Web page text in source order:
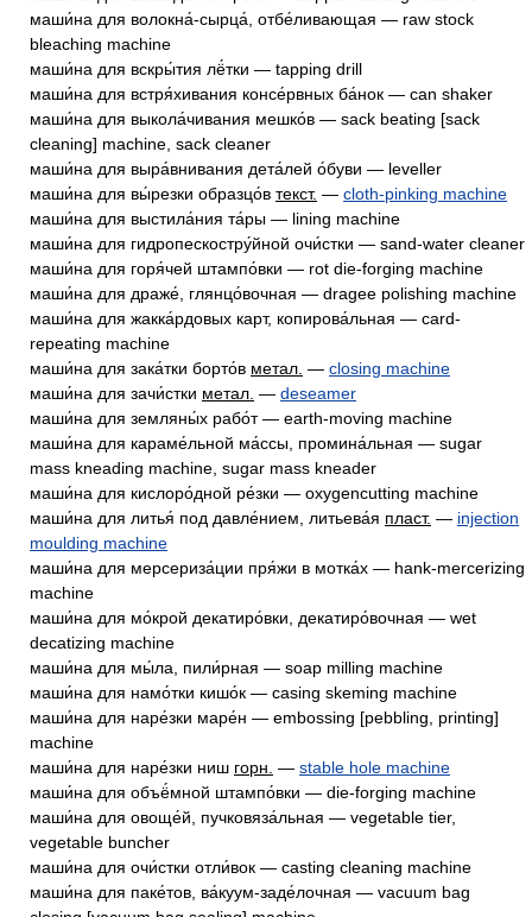
маши́на для волокна́-сырца́, отбе́ливающая — raw stock
bleaching machine
маши́на для вскры́тия лё́тки — tapping drill
маши́на для встря́хивания консе́рвных ба́нок — can shaker
маши́на для выкола́чивания мешко́в — sack beating [sack
cleaning] machine, sack cleaner
маши́на для выра́внивания дета́лей о́буви — leveller
маши́на для вы́резки образцо́в текст. — cloth-pinking machine
маши́на для выстила́ния та́ры — lining machine
маши́на для гидропескостру́йной очи́стки — sand-water cleaner
маши́на для горя́чей штампо́вки — rot die-forging machine
маши́на для драже́, глянцо́вочная — dragee polishing machine
маши́на для жакка́рдовых карт, копирова́льная — card-
repeating machine
маши́на для зака́тки борто́в метал. — closing machine
маши́на для зачи́стки метал. — deseamer
маши́на для земляны́х рабо́т — earth-moving machine
маши́на для караме́льной ма́ссы, промина́льная — sugar
mass kneading machine, sugar mass kneader
маши́на для кислоро́дной ре́зки — oxygencutting machine
маши́на для литья́ под давле́нием, литьева́я пласт. — injection
moulding machine
маши́на для мерсериза́ции пря́жи в мотка́х — hank-mercerizing
machine
маши́на для мо́крой декатиро́вки, декатиро́вочная — wet
decatizing machine
маши́на для мы́ла, пили́рная — soap milling machine
маши́на для намо́тки кишо́к — casing skeming machine
маши́на для наре́зки маре́н — embossing [pebbling, printing]
machine
маши́на для наре́зки ниш горн. — stable hole machine
маши́на для объё́мной штампо́вки — die-forging machine
маши́на для овоще́й, пучковяза́льная — vegetable tier,
vegetable buncher
маши́на для очи́стки отли́вок — casting cleaning machine
маши́на для паке́тов, ва́куум-заде́лочная — vacuum bag